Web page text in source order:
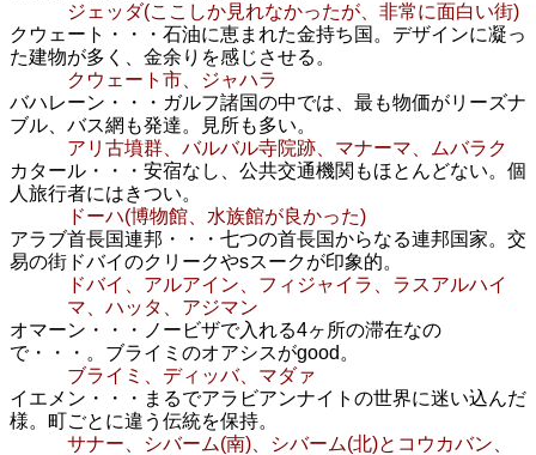
ジェッダ(ここしか見れなかったが、非常に面白い街)
クウェート・・・石油に恵まれた金持ち国。デザインに凝っ
た建物が多く、金余りを感じさせる。
クウェート市、ジャハラ
バハレーン・・・ガルフ諸国の中では、最も物価がリーズナ
ブル、バス網も発達。見所も多い。
アリ古墳群、バルバル寺院跡、マナーマ、ムバラク
カタール・・・安宿なし、公共交通機関もほとんどない。個
人旅行者にはきつい。
ドーハ(博物館、水族館が良かった)
アラブ首長国連邦・・・七つの首長国からなる連邦国家。交
易の街ドバイのクリークやsスークが印象的。
ドバイ、アルアイン、フィジャイラ、ラスアルハイ
マ、ハッタ、アジマン
オマーン・・・ノービザで入れる4ヶ所の滞在なの
で・・・。ブライミのオアシスがgood。
ブライミ、ディッバ、マダァ
イエメン・・・まるでアラビアンナイトの世界に迷い込んだ
様。町ごとに違う伝統を保持。
サナー、シバーム(南)、シバーム(北)とコウカバン、